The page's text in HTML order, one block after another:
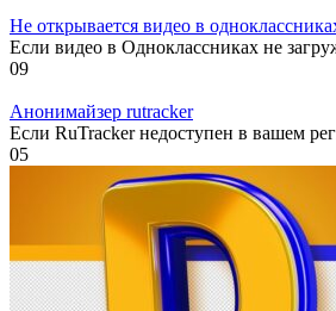
Не открывается видео в
Если видео в Одноклассниках не
09
Анонимайзер rutracker
Если RuTracker недоступен в вашем
05